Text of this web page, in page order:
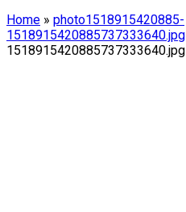
Home » photo1518915420885-
1518915420885737333640.jpg
1518915420885737333640.jpg